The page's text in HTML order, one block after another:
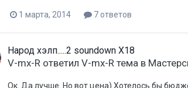
1 марта, 2014 7 ответов
Народ хэлп.....2 soundown X18
V-mx-Rответил V-mx-Rтема в
Ок. Да лучше. Но вот цена) Хотелось бы